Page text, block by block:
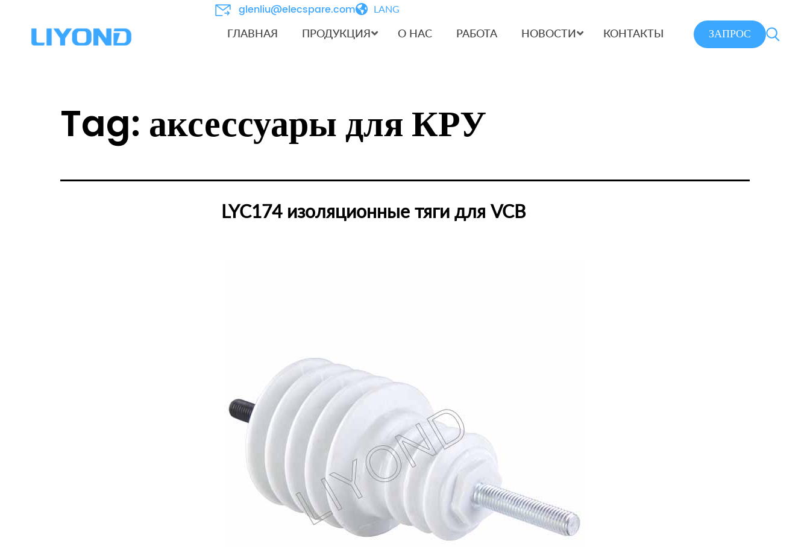
glenliu@elecspare.com LANG
ГЛАВНАЯ ПРОДУКЦИЯ О НАС РАБОТА НОВОСТИ КОНТАКТЫ ЗАПРОС
Tag: аксессуары для КРУ
LYC174 изоляционные тяги для VCB